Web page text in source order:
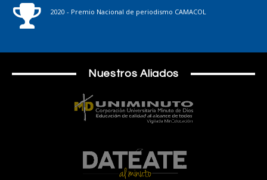
2020 - Premio Nacional de periodismo CAMACOL
Nuestros Aliados